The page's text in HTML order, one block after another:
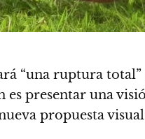
“una ruptura
es presentar una
propuesta